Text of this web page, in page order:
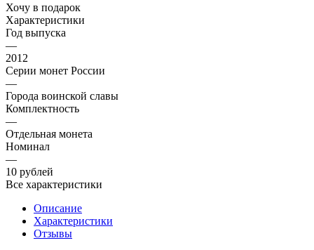
Хочу в подарок
Характеристики
Год выпуска
—
2012
Серии монет России
—
Города воинской славы
Комплектность
—
Отдельная монета
Номинал
—
10 рублей
Все характеристики
Описание
Характеристики
Отзывы